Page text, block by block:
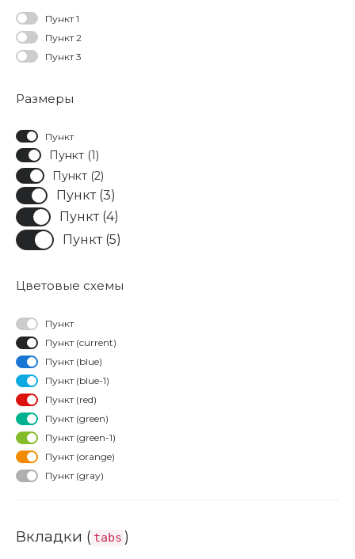
Пункт 1
Пункт 2
Пункт 3
Размеры
Пункт
Пункт (1)
Пункт (2)
Пункт (3)
Пункт (4)
Пункт (5)
Цветовые схемы
Пункт
Пункт (current)
Пункт (blue)
Пункт (blue-1)
Пункт (red)
Пункт (green)
Пункт (green-1)
Пункт (orange)
Пункт (gray)
Вкладки ( tabs )